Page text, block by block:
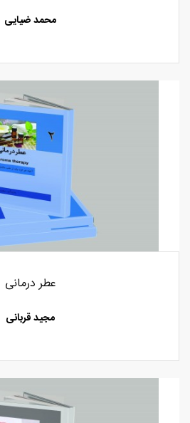
محمد ضیایی
عطر درمانی
مجید قربانی